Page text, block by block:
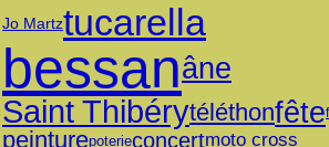
Jo Martztucarella
bessanâne
Saint Thibérytéléthonfête
peinturepoterieconcertmoto cross